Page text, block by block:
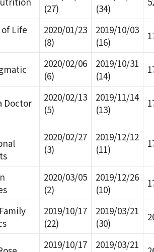
(27)
(34)
Life
2020/01/23
(8)
2019/10/03
(16)
2020/02/06
(6)
2019/10/31
(14)
Doctor
2020/02/13
(5)
2019/11/14
(13)
2020/02/27
(3)
2019/12/12
(11)
2020/03/05
(2)
2019/12/26
(10)
2019/10/17
(22)
2019/03/21
(30)
2019/10/17
2019/03/21